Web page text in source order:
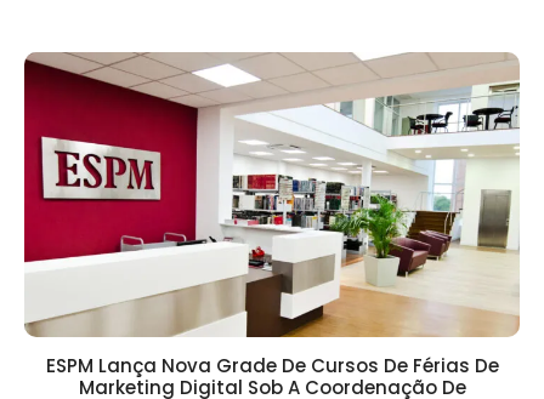
ESPM Lança Nova Grade De Cursos De Férias De
Marketing Digital Sob A Coordenação De